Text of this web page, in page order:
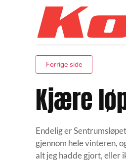
Skip to main content
Forrige side
Kjære
Endelig er
gjennom hele vinteren,
alt jeg hadde gjort, eller